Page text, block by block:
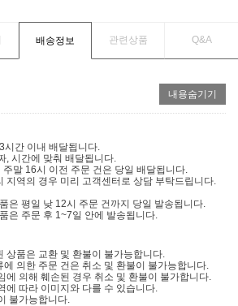
배송정보 관련상품 Q&A
내용숨기기
간 이내 배달됩니다.
, 시간에 맞춰 배달됩니다.
말 16시 이전 주문 건은 당일 배달됩니다.
지역의 경우 미리 고객센터로 상담 부탁드립니다.
은 평일 낮 12시 주문 건까지 당일 발송됩니다.
은 주문 후 1~7일 안에 발송됩니다.
상품은 교환 및 환불이 불가능합니다.
의한 주문 건은 취소 및 환불이 불가능합니다.
에 의해 훼손된 경우 취소 및 환불이 불가합니다.
에 따라 이미지와 다를 수 있습니다.
불가능합니다.